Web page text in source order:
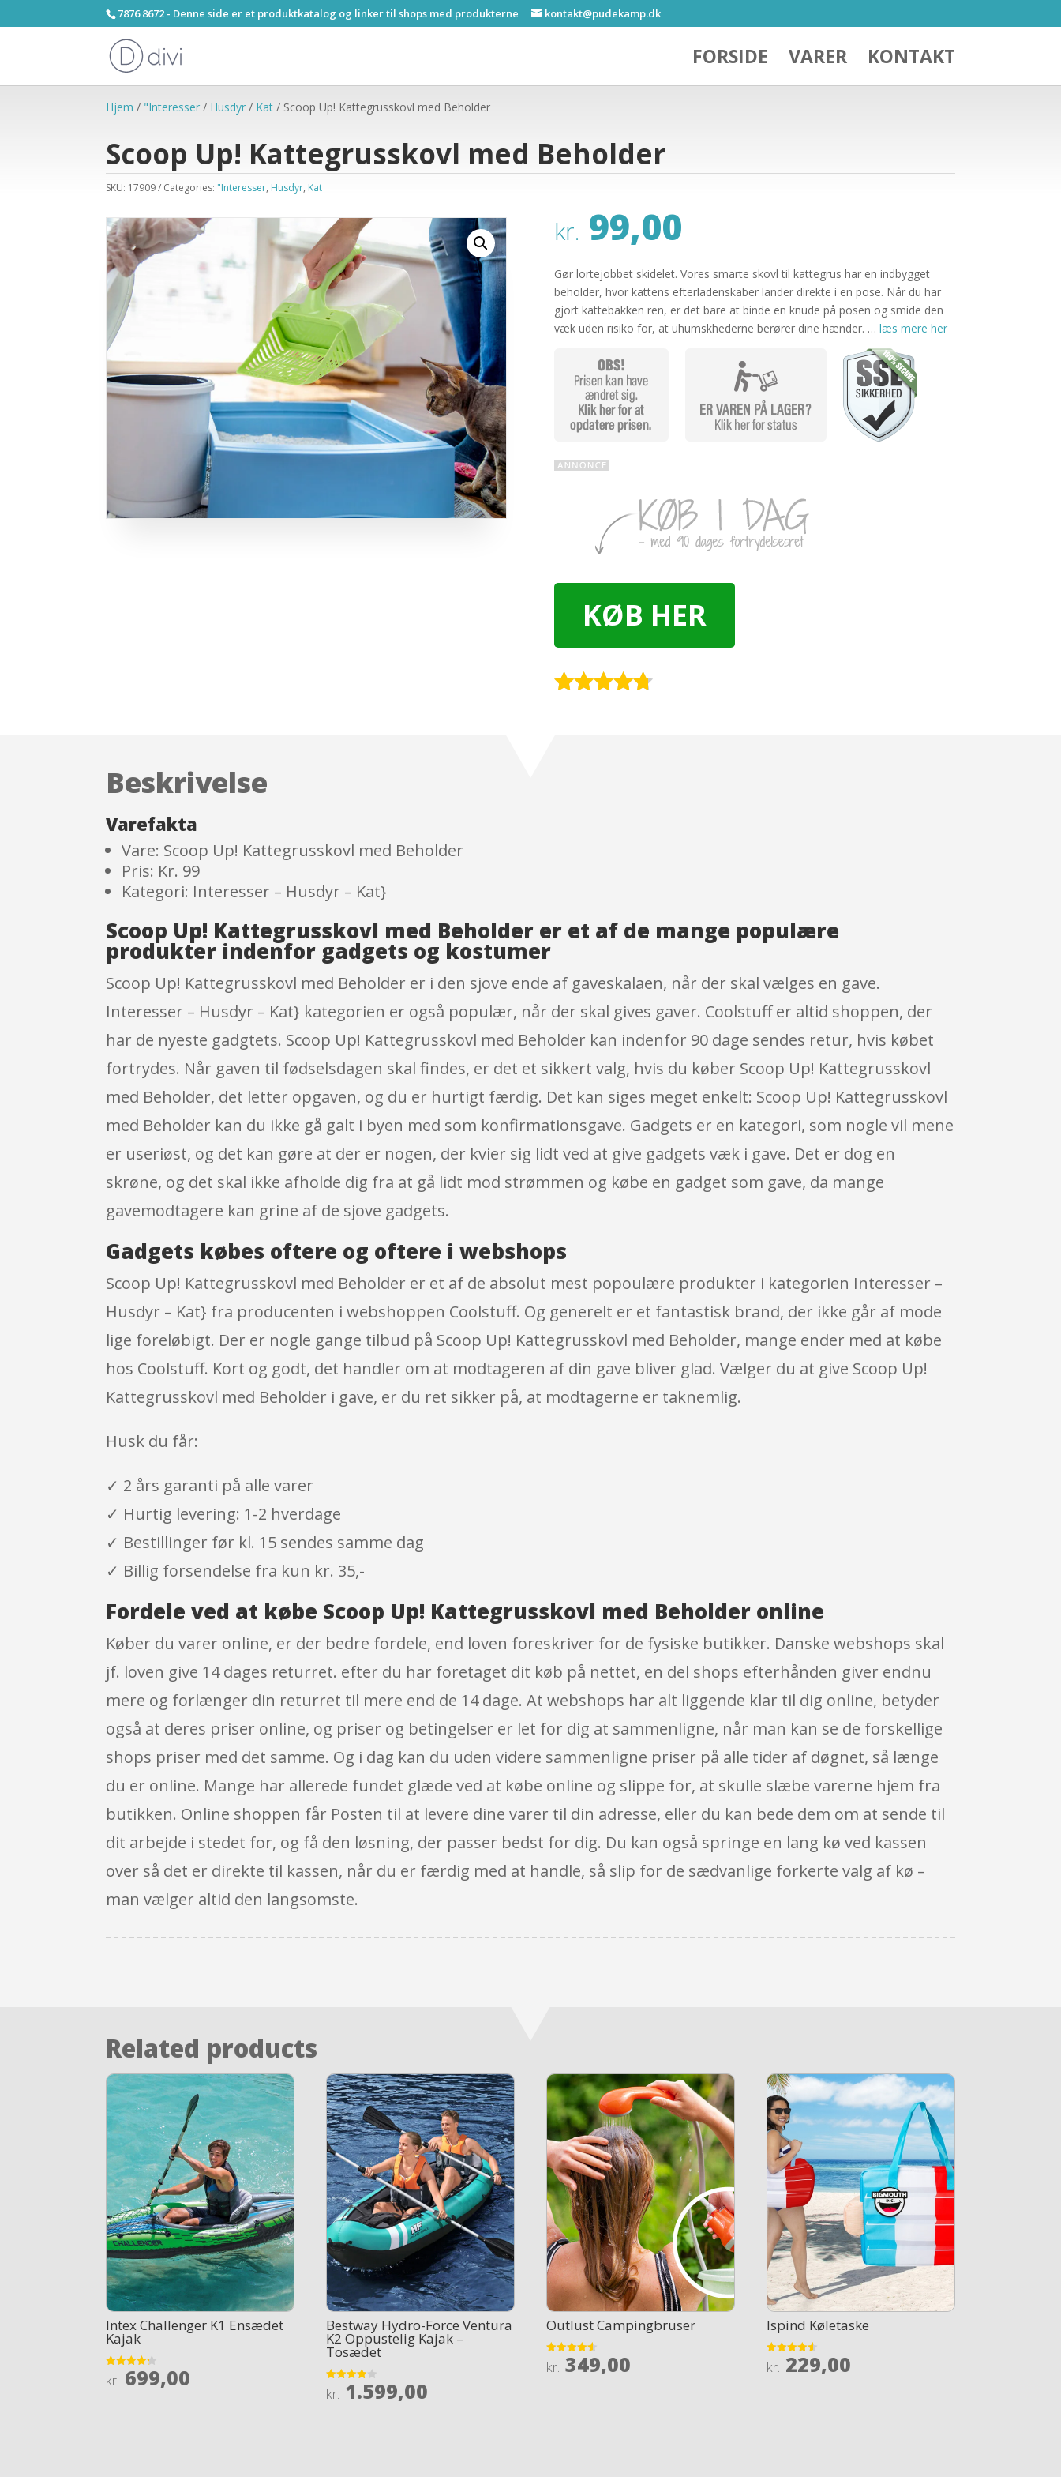
7876 8672 - Denne side er et produktkatalog og linker til shops med produkterne kontakt@pudekamp.dk
FORSIDE VARER KONTAKT
Hjem / "Interesser / Husdyr / Kat / Scoop Up! Kattegrusskovl med Beholder
Scoop Up! Kattegrusskovl med Beholder
SKU: 17909 Categories: "Interesser, Husdyr, Kat
kr. 99,00
Gør lortejobbet skidelet. Vores smarte skovl til kattegrus har en indbygget
beholder, hvor kattens efterladenskaber lander direkte i en pose. Når du har
gjort kattebakken ren, er det bare at binde en knude på posen og smide den
væk uden risiko for, at uhumskhederne berører dine hænder. … læs mere her
KØB HER
Beskrivelse
Varefakta
Vare: Scoop Up! Kattegrusskovl med Beholder
Pris: Kr. 99
Kategori: Interesser – Husdyr – Kat}
Scoop Up! Kattegrusskovl med Beholder er et af de mange populære
produkter indenfor gadgets og kostumer
Scoop Up! Kattegrusskovl med Beholder er i den sjove ende af gaveskalaen, når der skal vælges en gave.
Interesser – Husdyr – Kat} kategorien er også populær, når der skal gives gaver. Coolstuff er altid shoppen, der
har de nyeste gadgtets. Scoop Up! Kattegrusskovl med Beholder kan indenfor 90 dage sendes retur, hvis købet
fortrydes. Når gaven til fødselsdagen skal findes, er det et sikkert valg, hvis du køber Scoop Up! Kattegrusskovl
med Beholder, det letter opgaven, og du er hurtigt færdig. Det kan siges meget enkelt: Scoop Up! Kattegrusskovl
med Beholder kan du ikke gå galt i byen med som konfirmationsgave. Gadgets er en kategori, som nogle vil mene
er useriøst, og det kan gøre at der er nogen, der kvier sig lidt ved at give gadgets væk i gave. Det er dog en
skrøne, og det skal ikke afholde dig fra at gå lidt mod strømmen og købe en gadget som gave, da mange
gavemodtagere kan grine af de sjove gadgets.
Gadgets købes oftere og oftere i webshops
Scoop Up! Kattegrusskovl med Beholder er et af de absolut mest popoulære produkter i kategorien Interesser –
Husdyr – Kat} fra producenten i webshoppen Coolstuff. Og generelt er et fantastisk brand, der ikke går af mode
lige foreløbigt. Der er nogle gange tilbud på Scoop Up! Kattegrusskovl med Beholder, mange ender med at købe
hos Coolstuff. Kort og godt, det handler om at modtageren af din gave bliver glad. Vælger du at give Scoop Up!
Kattegrusskovl med Beholder i gave, er du ret sikker på, at modtagerne er taknemlig.
Husk du får:
✓ 2 års garanti på alle varer
✓ Hurtig levering: 1-2 hverdage
✓ Bestillinger før kl. 15 sendes samme dag
✓ Billig forsendelse fra kun kr. 35,-
Fordele ved at købe Scoop Up! Kattegrusskovl med Beholder online
Køber du varer online, er der bedre fordele, end loven foreskriver for de fysiske butikker. Danske webshops skal
jf. loven give 14 dages returret. efter du har foretaget dit køb på nettet, en del shops efterhånden giver endnu
mere og forlænger din returret til mere end de 14 dage. At webshops har alt liggende klar til dig online, betyder
også at deres priser online, og priser og betingelser er let for dig at sammenligne, når man kan se de forskellige
shops priser med det samme. Og i dag kan du uden videre sammenligne priser på alle tider af døgnet, så længe
du er online. Mange har allerede fundet glæde ved at købe online og slippe for, at skulle slæbe varerne hjem fra
butikken. Online shoppen får Posten til at levere dine varer til din adresse, eller du kan bede dem om at sende til
dit arbejde i stedet for, og få den løsning, der passer bedst for dig. Du kan også springe en lang kø ved kassen
over så det er direkte til kassen, når du er færdig med at handle, så slip for de sædvanlige forkerte valg af kø –
man vælger altid den langsomste.
Related products
Intex Challenger K1 Ensædet
Kajak
Rated
4.2
kr. 699,00
Bestway Hydro-Force Ventura
K2 Oppustelig Kajak –
Tosædet
Rated
3.9
kr. 1.599,00
Outlust Campingbruser
Rated
4.5
kr. 349,00
Ispind Køletaske
Rated
4.5
kr. 229,00